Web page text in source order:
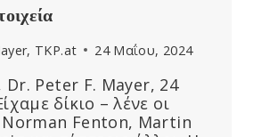
TKP.at 24 Μαΐου, 2024
Dr. Peter F. Mayer, 24
δίκιο – λένε οι
Norman Fenton, Martin